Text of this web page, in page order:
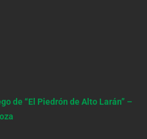
de “El Piedrón de Alto Larán” –